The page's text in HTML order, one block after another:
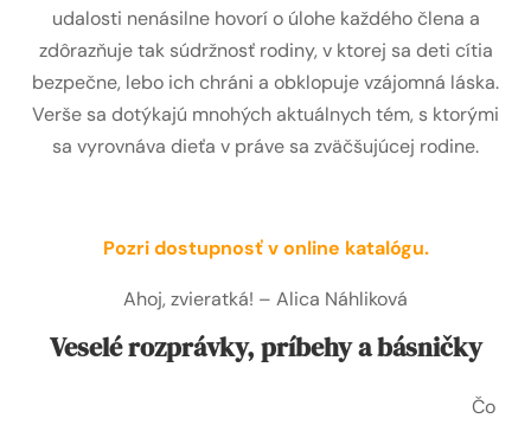
udalosti nenásilne hovorí o úlohe každého člena a
zdôrazňuje tak súdržnosť rodiny, v ktorej sa deti cítia
bezpečne, lebo ich chráni a obklopuje vzájomná láska.
Verše sa dotýkajú mnohých aktuálnych tém, s ktorými
sa vyrovnáva dieťa v práve sa zväčšujúcej rodine.
Pozri dostupnosť v online katalógu.
Ahoj, zvieratká! – Alica Náhliková
Veselé rozprávky, príbehy a básničky
Čo